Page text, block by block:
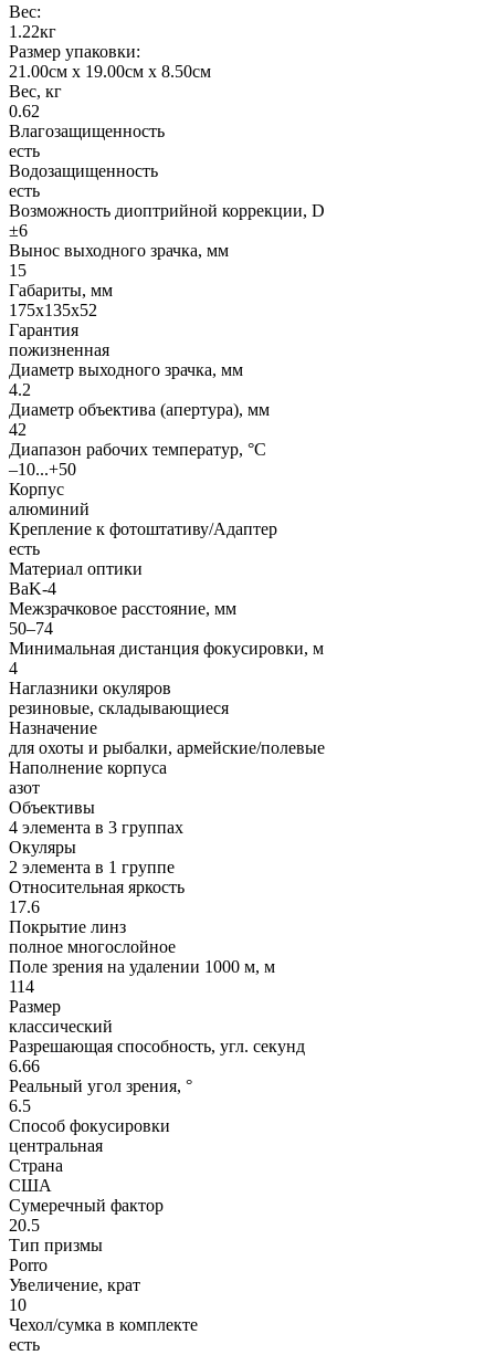
Вес:
1.22кг
Размер упаковки:
21.00см x 19.00см x 8.50см
Вес, кг
0.62
Влагозащищенность
есть
Водозащищенность
есть
Возможность диоптрийной коррекции, D
±6
Вынос выходного зрачка, мм
15
Габариты, мм
175x135x52
Гарантия
пожизненная
Диаметр выходного зрачка, мм
4.2
Диаметр объектива (апертура), мм
42
Диапазон рабочих температур, °С
–10...+50
Корпус
алюминий
Крепление к фотоштативу/Адаптер
есть
Материал оптики
BaK-4
Межзрачковое расстояние, мм
50–74
Минимальная дистанция фокусировки, м
4
Наглазники окуляров
резиновые, складывающиеся
Назначение
для охоты и рыбалки, армейские/полевые
Наполнение корпуса
азот
Объективы
4 элемента в 3 группах
Окуляры
2 элемента в 1 группе
Относительная яркость
17.6
Покрытие линз
полное многослойное
Поле зрения на удалении 1000 м, м
114
Размер
классический
Разрешающая способность, угл. секунд
6.66
Реальный угол зрения, °
6.5
Способ фокусировки
центральная
Страна
США
Сумеречный фактор
20.5
Тип призмы
Porro
Увеличение, крат
10
Чехол/сумка в комплекте
есть